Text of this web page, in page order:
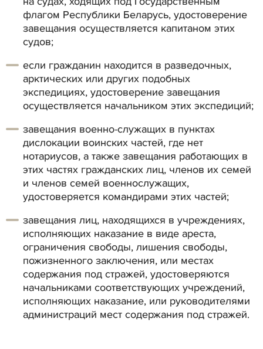
флагом Республики Беларусь, удостоверение
завещания осуществляется капитаном этих
судов;
если гражданин находится в разведочных,
арктических или других подобных
экспедициях, удостоверение завещания
осуществляется начальником этих экспедиций;
завещания военно-служащих в пунктах
дислокации воинских частей, где нет
нотариусов, а также завещания работающих в
этих частях гражданских лиц, членов их семей
и членов семей военнослужащих,
удостоверяется командирами этих частей;
завещания лиц, находящихся в учреждениях,
исполняющих наказание в виде ареста,
ограничения свободы, лишения свободы,
пожизненного заключения, или местах
содержания под стражей, удостоверяются
начальниками соответствующих учреждений,
исполняющих наказание, или руководителями
администраций мест содержания под стражей.